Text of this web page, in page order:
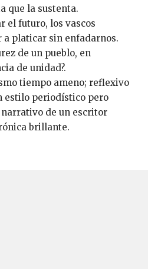
que la sustenta.
el futuro, los vascos
a platicar sin enfadarnos.
de un pueblo, en
de unidad?.
tiempo ameno; reflexivo
estilo periodístico pero
de un escritor
brillante.